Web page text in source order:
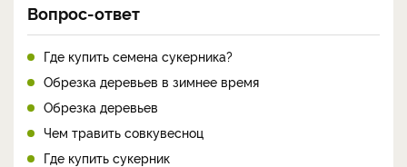
Вопрос-ответ
Где купить семена сукерника?
Обрезка деревьев в зимнее время
Обрезка деревьев
Чем травить совкувесноц
Где купить сукерник